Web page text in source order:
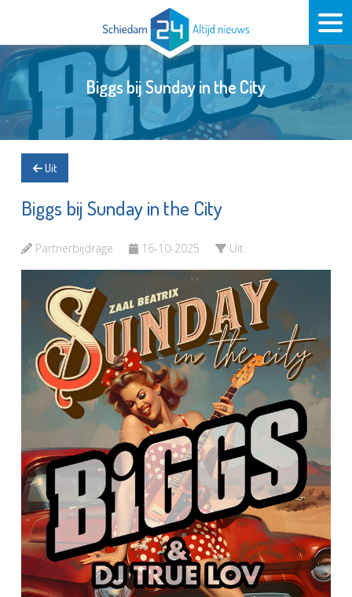
Biggs bij Sunday in the City
Uit
Biggs bij Sunday in the City
Partnerbijdrage 16-10-2025 Uit